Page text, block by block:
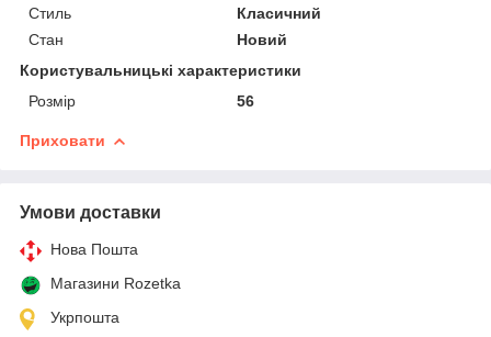
Стиль
Класичний
Стан
Новий
Користувальницькі характеристики
Розмір
56
Приховати
Умови доставки
Нова Пошта
Магазини Rozetka
Укрпошта